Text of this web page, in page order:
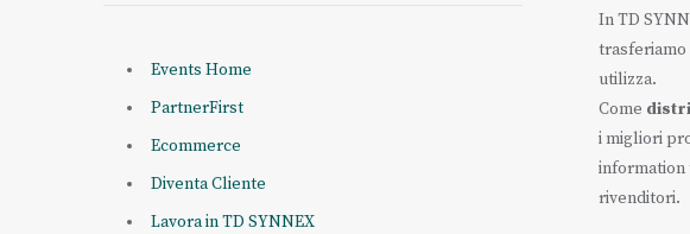
Events Home
PartnerFirst
Ecommerce
Diventa Cliente
Lavora in TD SYNNEX
In TD
trasferiamo
utilizza.
Come
i migliori
information
rivenditori.